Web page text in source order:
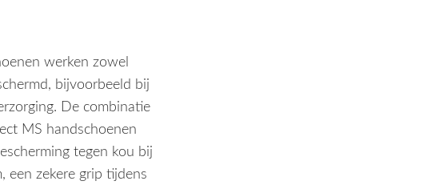
werken zowel
bijvoorbeeld bij
De combinatie
MS handschoenen
tegen kou bij
een zekere grip tijdens